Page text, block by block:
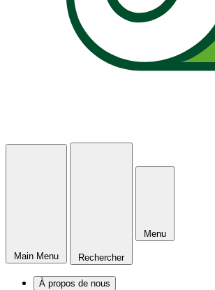
Main Menu Rechercher
Menu
À propos de nous